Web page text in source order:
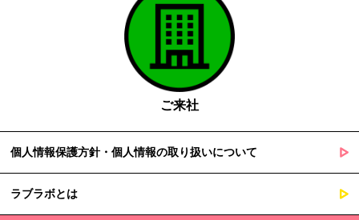
ご来社
個人情報保護方針・個人情報の取り扱いについて
ラブラボとは